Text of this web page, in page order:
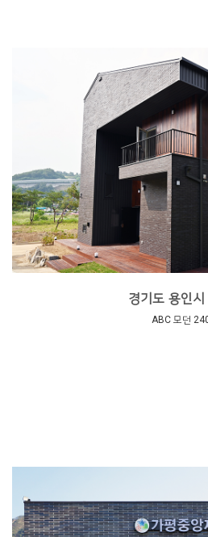
경기도 용인
ABC 모던